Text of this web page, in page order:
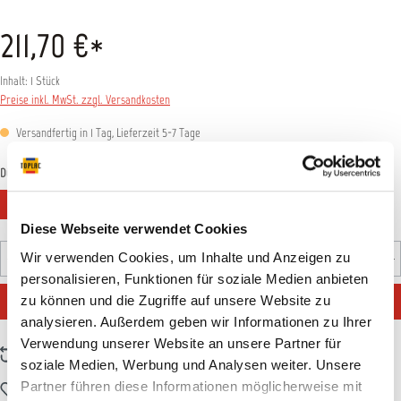
Diese Webseite verwendet Cookies
Wir verwenden Cookies, um Inhalte und Anzeigen zu
personalisieren, Funktionen für soziale Medien anbieten
zu können und die Zugriffe auf unsere Website zu
analysieren. Außerdem geben wir Informationen zu Ihrer
Verwendung unserer Website an unsere Partner für
soziale Medien, Werbung und Analysen weiter. Unsere
Partner führen diese Informationen möglicherweise mit
211,70 €*
Inhalt: 1 Stück
Preise inkl. MwSt. zzgl. Versandkosten
Versandfertig in 1 Tag, Lieferzeit 5-7 Tage
Düsengröße
Produkt Anzahl: Gib den gewünschten Wert ein oder
Stück
IN DEN WARENKORB
Zum Vergleich hinzufügen
Zum Merkzettel hinzufügen